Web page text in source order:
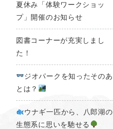
夏休み「体験ワークショッ
プ」開催のお知らせ
図書コーナーが充実しまし
た！
ジオパークを知ったそのあ
とは？
ウナギ一匹から、八郎湖の
生態系に思いを馳せる